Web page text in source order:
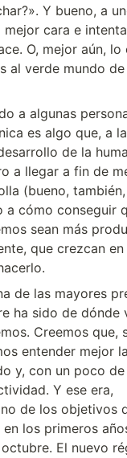
Y bueno, a
cara e
O, mejor aún, lo
al verde mundo
a algunas
es algo que, a
de la
a llegar a fin de
(bueno,
a cómo conseguir
sean más
que crezcan
de las mayores
ha sido de dónde
Creemos que,
entender mejor
y, con un poco de
Y ese era,
de los objetivos
los primeros
El nuevo